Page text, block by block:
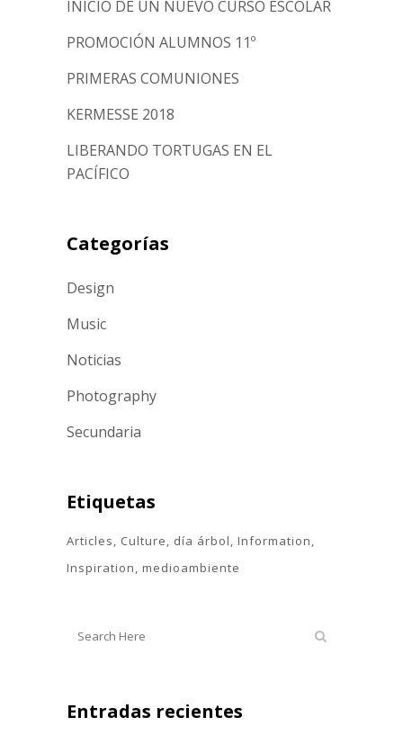
INICIO DE UN NUEVO CURSO ESCOLAR
PROMOCIÓN ALUMNOS 11º
PRIMERAS COMUNIONES
KERMESSE 2018
LIBERANDO TORTUGAS EN EL
PACÍFICO
Categorías
Design
Music
Noticias
Photography
Secundaria
Etiquetas
Articles Culture día árbol
Information
Inspiration
medioambiente
Entradas recientes